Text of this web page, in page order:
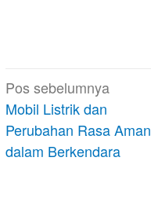
Navigasi
pos
Pos sebelumnya
Mobil Listrik dan
Perubahan Rasa Aman
dalam Berkendara